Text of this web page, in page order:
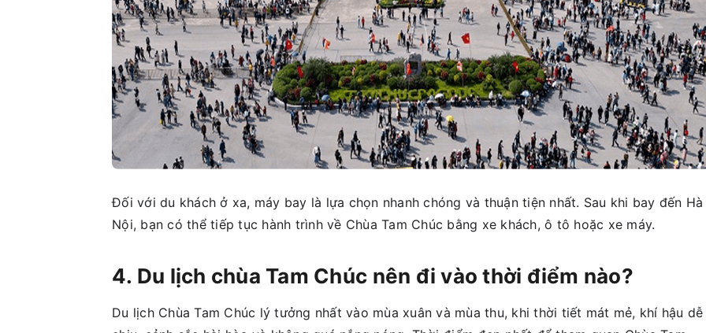
Đối với du khách ở xa, máy bay là lựa chọn nhanh chóng và thuận tiện nhất. Sau khi bay đến Hà
Nội, bạn có thể tiếp tục hành trình về Chùa Tam Chúc bằng xe khách, ô tô hoặc xe máy.
4. Du lịch chùa Tam Chúc nên đi vào thời điểm nào?
Du lịch Chùa Tam Chúc lý tưởng nhất vào mùa xuân và mùa thu, khi thời tiết mát mẻ, khí hậu dễ